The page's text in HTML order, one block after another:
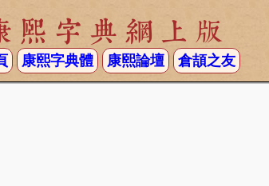
熙字典網上版
康熙字典體 康熙論壇 倉頡之友